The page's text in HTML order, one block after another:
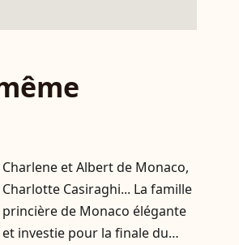
Charlene et Albert de Monaco,
Charlotte Casiraghi... La famille
princière de Monaco élégante
et investie pour la finale du